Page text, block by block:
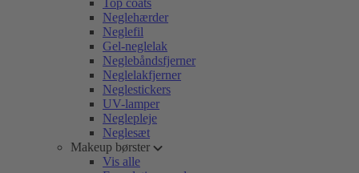
Top coats
Neglehærder
Neglefil
Gel-neglelak
Neglebåndsfjerner
Neglelakfjerner
Neglestickers
UV-lamper
Neglepleje
Neglesæt
Makeup børster
Vis alle